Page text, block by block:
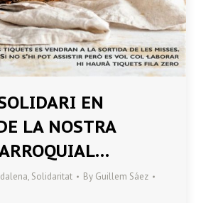
EN
LA NOSTRA
, Solidaritat By Guillem Sáez